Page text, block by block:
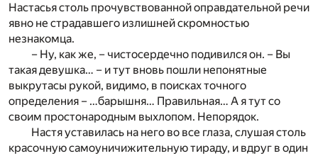
Настасья столь прочувствованной оправдательной речи
явно не страдавшего излишней скромностью
незнакомца.
– Ну, как же, – чистосердечно подивился он. – Вы
такая девушка… – и тут вновь пошли непонятные
выкрутасы рукой, видимо, в поисках точного
определения – …барышня… Правильная… А я тут со
своим простонародным выхлопом. Непорядок.
Настя уставилась на него во все глаза, слушая столь
красочную самоуничижительную тираду, и вдруг в один